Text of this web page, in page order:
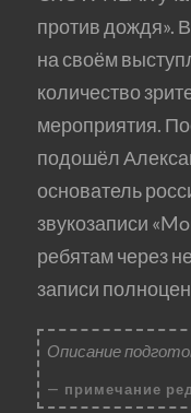
против дождя».
на своём
количество
мероприятия.
подошёл
основатель
звукозаписи
ребятам через
записи
Описание
примечание